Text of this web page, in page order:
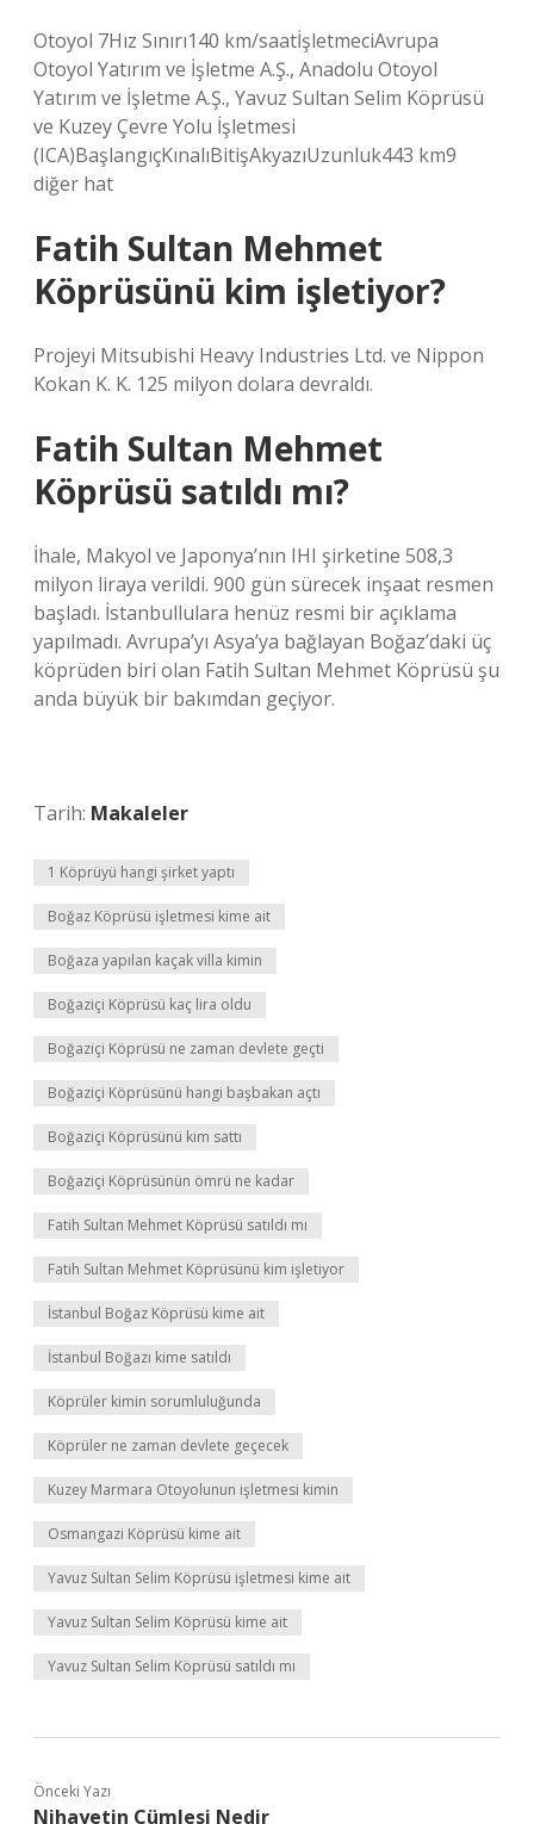
Otoyol 7Hız Sınırı140 km/saatİşletmeciAvrupa
Otoyol Yatırım ve İşletme A.Ş., Anadolu Otoyol
Yatırım ve İşletme A.Ş., Yavuz Sultan Selim Köprüsü
ve Kuzey Çevre Yolu İşletmesi
(ICA)BaşlangıçKınalıBitişAkyazıUzunluk443 km9
diğer hat
Fatih Sultan Mehmet
Köprüsünü kim işletiyor?
Projeyi Mitsubishi Heavy Industries Ltd. ve Nippon
Kokan K. K. 125 milyon dolara devraldı.
Fatih Sultan Mehmet
Köprüsü satıldı mı?
İhale, Makyol ve Japonya’nın IHI şirketine 508,3
milyon liraya verildi. 900 gün sürecek inşaat resmen
başladı. İstanbullulara henüz resmi bir açıklama
yapılmadı. Avrupa’yı Asya’ya bağlayan Boğaz’daki üç
köprüden biri olan Fatih Sultan Mehmet Köprüsü şu
anda büyük bir bakımdan geçiyor.
Tarih: Makaleler
1 Köprüyü hangi şirket yaptı
Boğaz Köprüsü işletmesi kime ait
Boğaza yapılan kaçak villa kimin
Boğaziçi Köprüsü kaç lira oldu
Boğaziçi Köprüsü ne zaman devlete geçti
Boğaziçi Köprüsünü hangi başbakan açtı
Boğaziçi Köprüsünü kim sattı
Boğaziçi Köprüsünün ömrü ne kadar
Fatih Sultan Mehmet Köprüsü satıldı mı
Fatih Sultan Mehmet Köprüsünü kim işletiyor
İstanbul Boğaz Köprüsü kime ait
İstanbul Boğazı kime satıldı
Köprüler kimin sorumluluğunda
Köprüler ne zaman devlete geçecek
Kuzey Marmara Otoyolunun işletmesi kimin
Osmangazi Köprüsü kime ait
Yavuz Sultan Selim Köprüsü işletmesi kime ait
Yavuz Sultan Selim Köprüsü kime ait
Yavuz Sultan Selim Köprüsü satıldı mı
Önceki Yazı
Nihayetin Cümlesi Nedir